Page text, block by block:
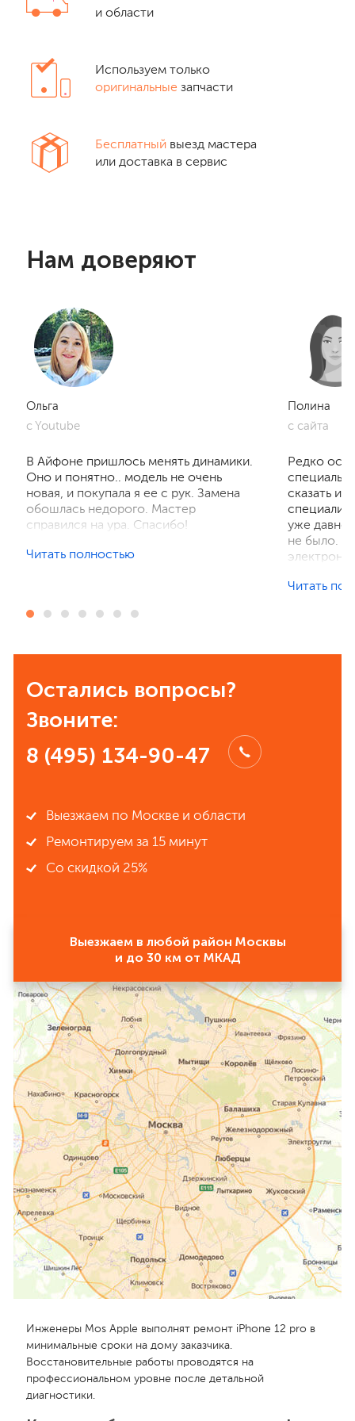
и области
Используем только
оригинальные запчасти
Бесплатный выезд мастера
или доставка в сервис
Нам доверяют
Ольга
c Youtube
В Айфоне пришлось менять динамики.
Оно и понятно.. модель не очень
новая, и покупала я ее с рук. Замена
обошлась недорого. Мастер
справился на ура. Спасибо!
Читать полностью
Полина
c сайта
Редко
сказать
уже
не было. Я
стала
сервисом,
Читать
Остались вопросы?
Звоните:
8 (495) 134-90-47
Выезжаем по Москве и области
Ремонтируем за 15 минут
Со скидкой 25%
Выезжаем в любой район Москвы
и до 30 км от МКАД
Инженеры Mos Apple выполнят ремонт iPhone 12 pro в
минимальные сроки на дому заказчика.
Восстановительные работы проводятся на
профессиональном уровне после детальной
диагностики.